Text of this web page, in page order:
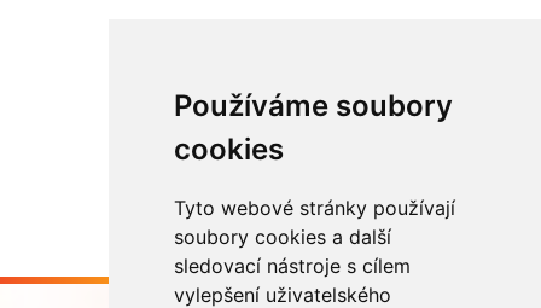
Používáme soubory
cookies
Tyto webové stránky používají
soubory cookies a další
sledovací nástroje s cílem
vylepšení uživatelského
Načíst další